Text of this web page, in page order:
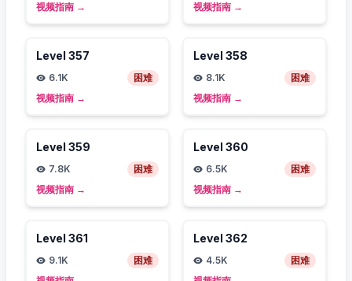
视频指南 → 视频指南 →
Level 357
6.1K
困难
视频指南 →
Level 358
8.1K
困难
视频指南 →
Level 359
7.8K
困难
视频指南 →
Level 360
6.5K
困难
视频指南 →
Level 361
9.1K
困难
Level 362
4.5K
困难